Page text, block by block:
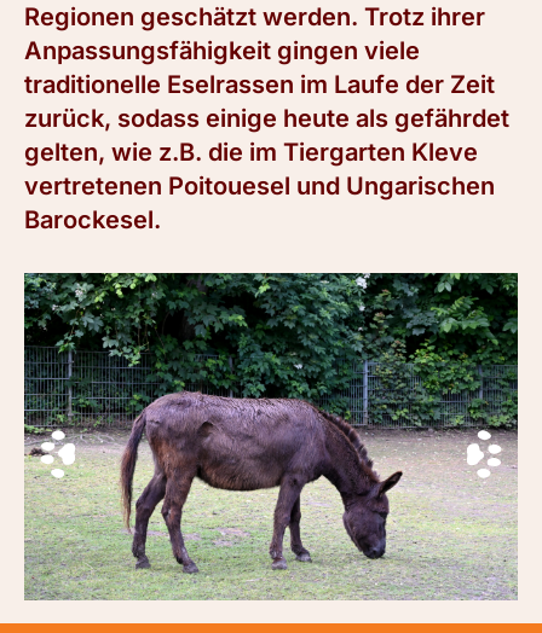
Regionen geschätzt werden. Trotz ihrer
Anpassungsfähigkeit gingen viele
traditionelle Eselrassen im Laufe der Zeit
zurück, sodass einige heute als gefährdet
gelten, wie z.B. die im Tiergarten Kleve
vertretenen Poitouesel und Ungarischen
Barockesel.